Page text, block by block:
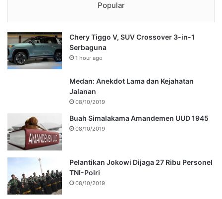
Popular
Chery Tiggo V, SUV Crossover 3-in-1
Serbaguna
1 hour ago
Medan: Anekdot Lama dan Kejahatan
Jalanan
08/10/2019
Buah Simalakama Amandemen UUD 1945
08/10/2019
Pelantikan Jokowi Dijaga 27 Ribu Personel
TNI-Polri
08/10/2019